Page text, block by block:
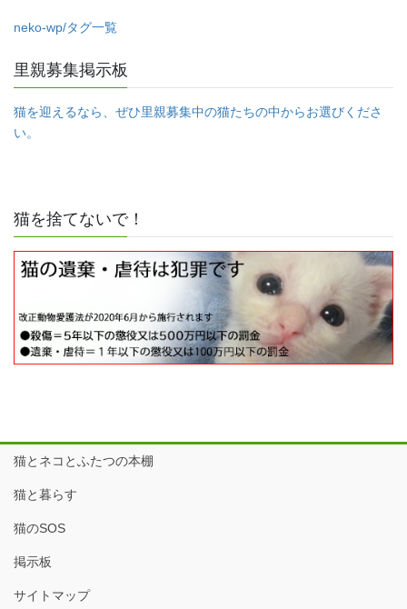
neko-wp/タグ一覧
里親募集掲示板
猫を迎えるなら、ぜひ里親募集中の猫たちの中からお選びくださ
い。
猫を捨てないで！
猫とネコとふたつの本棚
猫と暮らす
猫のSOS
掲示板
サイトマップ